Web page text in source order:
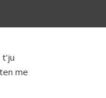
t'ju
me